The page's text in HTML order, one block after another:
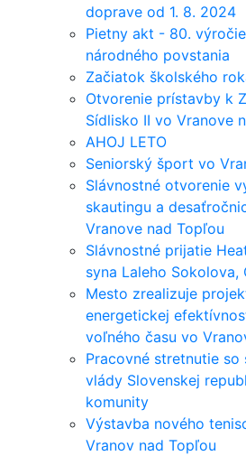
doprave od 1. 8. 2024
Pietny akt - 80.
národného povstania
Začiatok školského
Otvorenie prístavby k
Sídlisko II vo Vranove
AHOJ LETO
Seniorský šport vo
Slávnostné otvorenie
skautingu a
Vranove nad Topľou
Slávnostné prijatie
syna Laleho Sokolova,
Mesto zrealizuje
energetickej
voľného času vo
Pracovné stretnutie so
vlády Slovenskej
komunity
Výstavba nového
Vranov nad Topľou